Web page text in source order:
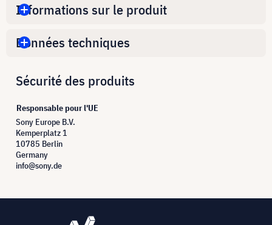
Informations sur le produit
Données techniques
Sécurité des produits
Responsable pour l'UE
Sony Europe B.V.
Kemperplatz 1
10785 Berlin
Germany
info@sony.de